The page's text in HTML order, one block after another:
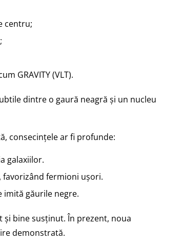
centru;
GRAVITY (VLT).
dintre o gaură neagră și un nucleu
consecințele ar fi profunde:
galaxiilor.
fermioni ușori.
imită găurile negre.
bine susținut. În prezent, noua
demonstrată.